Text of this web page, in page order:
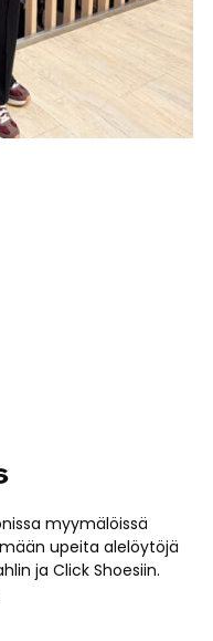
myymälöissä
upeita alelöytöjä
ja Click Shoesiin.